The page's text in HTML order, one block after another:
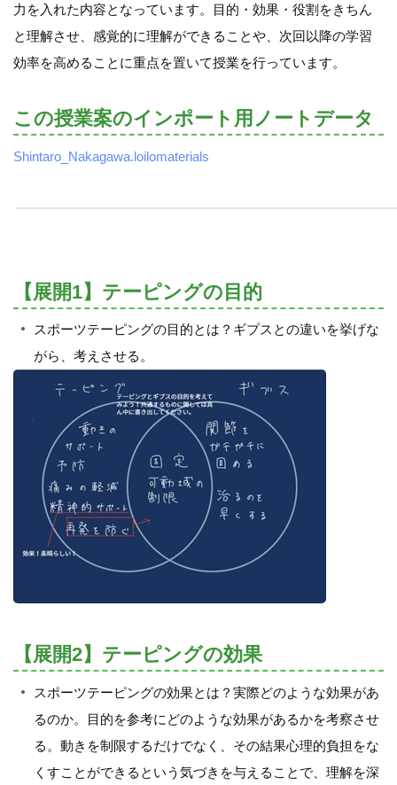
力を入れた内容となっています。目的・効果・役割をきちん
と理解させ、感覚的に理解ができることや、次回以降の学習
効率を高めることに重点を置いて授業を行っています。
この授業案のインポート用ノートデータ
Shintaro_Nakagawa.loilomaterials
【展開1】テーピングの目的
スポーツテーピングの目的とは？ギプスとの違いを挙げな
がら、考えさせる。
【展開2】テーピングの効果
スポーツテーピングの効果とは？実際どのような効果があ
るのか。目的を参考にどのような効果があるかを考察させ
る。動きを制限するだけでなく、その結果心理的負担をな
くすことができるという気づきを与えることで、理解を深